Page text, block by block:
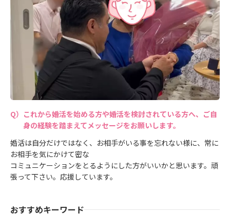
これから婚活を始める方や婚活を検討されている方へ、ご自
身の経験を踏まえてメッセージをお願いします。
婚活は自分だけではなく、お相手がいる事を忘れない様に、常に
お相手を気にかけて密な
コミュニケーションをとるようにした方がいいかと思います。頑
張って下さい。応援しています。
おすすめキーワード